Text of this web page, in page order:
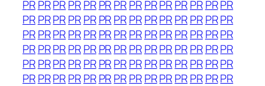
PRPRPRPRPR PRPRPRPRPRPRPR PRPR
PRPRPRPRPR PRPRPRPRPRPRPR PRPR
PRPRPRPRPR PRPRPRPRPRPRPR PRPR
PRPRPRPRPR PRPRPRPRPRPRPR PRPR
PRPRPRPRPR PRPRPRPRPRPRPR PRPR
PRPRPRPRPR PRPRPRPRPRPRPR PRPR